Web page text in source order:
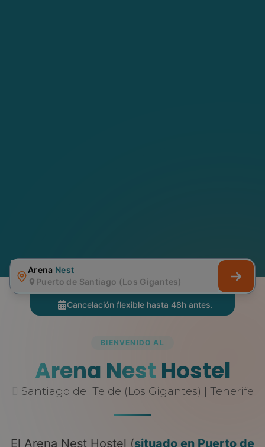
Arena Nest
Puerto de Santiago (Los Gigantes)
Nest Pass Long Stay
BIENVENIDO AL
Arena Nest Hostel
Santiago del Teide (Los Gigantes) | Tenerife
El Arena Nest Hostel (situado en Puerto de